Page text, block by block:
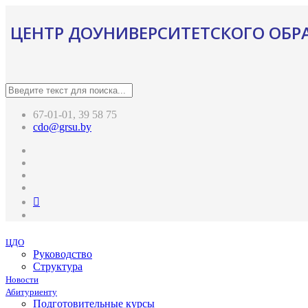
ЦЕНТР ДОУНИВЕРСИТЕТСКОГО
67-01-01, 39 58 75
cdo@grsu.by
ЦДО
Руководство
Структура
Новости
Абитуриенту
Подготовительные курсы